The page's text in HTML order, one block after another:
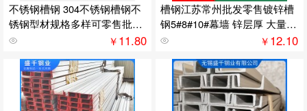
不锈钢槽钢 304不锈钢槽钢不
锈钢型材规格多样可零售批发
欢迎电询
￥11.80
槽钢江苏常州批发零售镀锌槽
钢5#8#10#幕墙 锌层厚 大量库
存
￥12.10